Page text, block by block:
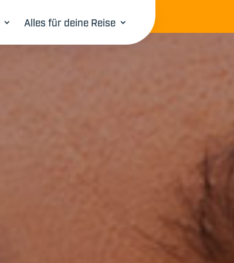
Alles für deine Reise